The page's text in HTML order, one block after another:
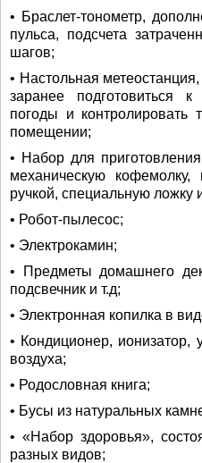
• Браслет-тонометр,
пульса, подсчета
шагов;
• Настольная
заранее подготовиться
погоды и контролировать
помещении;
• Набор для
механическую
ручкой, специальную
• Робот-пылесос;
• Электрокамин;
• Предметы домашнего
подсвечник и т.д;
• Электронная копилка в
• Кондиционер, ионизатор,
воздуха;
• Родословная книга;
• Бусы из натуральных
• «Набор здоровья»,
разных видов;